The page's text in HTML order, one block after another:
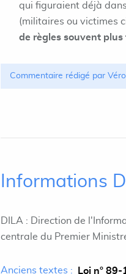
qui figuraient déjà
(militaires ou victimes
de règles souvent plus
Commentaire rédigé par
Informations
DILA : Direction de
centrale du Premier
Anciens textes : Loi n°